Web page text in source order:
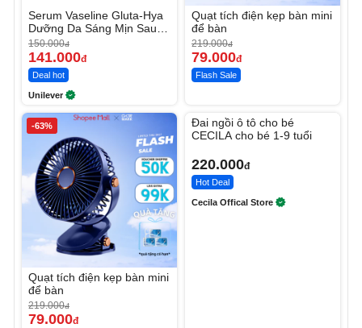
Serum Vaseline Gluta-Hya
Dưỡng Da Sáng Mịn Sau 7
Ngày
150.000đ
141.000đ
Deal hot
Unilever
Quạt tích điện kẹp bàn mini
để bàn
219.000đ
79.000đ
Flash Sale
-63%
Quạt tích điện kẹp bàn mini
để bàn
219.000đ
79.000đ
Đai ngồi ô tô cho bé
CECILA cho bé 1-9 tuổi
220.000đ
Hot Deal
Cecila Offical Store